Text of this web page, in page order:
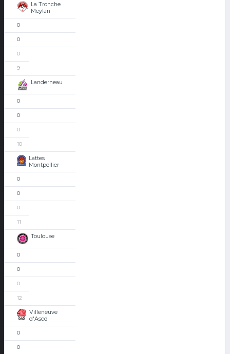
La Tronche
Meylan
0
0
0
9
Landerneau
0
0
0
10
Lattes
Montpellier
0
0
0
11
Toulouse
0
0
0
12
Villeneuve
d'Ascq
0
0